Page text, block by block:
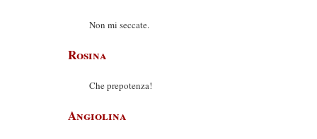
Non mi seccate.
Rosina
Che prepotenza!
Angiolina